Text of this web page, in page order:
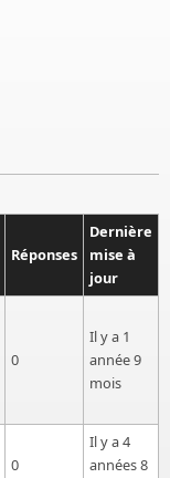
Réponses
Dernière
mise à
jour
0
Il y a 1
année 9
mois
0
Il y a 4
années 8